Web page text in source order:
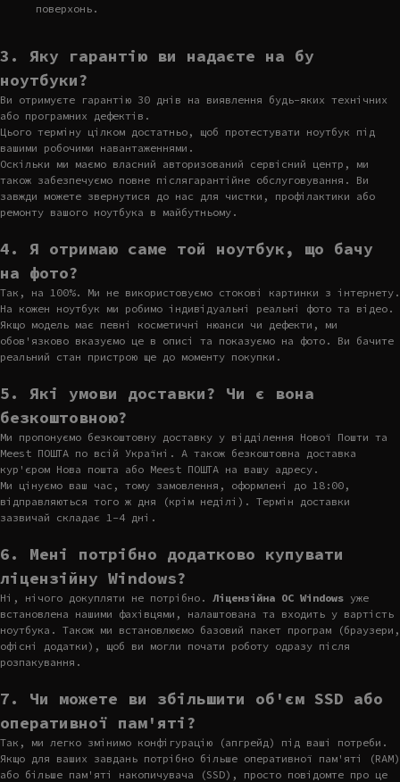
поверхонь.
3. Яку гарантію ви надаєте на бу
ноутбуки?
Ви отримуєте гарантію 30 днів на виявлення будь-яких технічних
або програмних дефектів.
Цього терміну цілком достатньо, щоб протестувати ноутбук під
вашими робочими навантаженнями.
Оскільки ми маємо власний авторизований сервісний центр, ми
також забезпечуємо повне післягарантійне обслуговування. Ви
завжди можете звернутися до нас для чистки, профілактики або
ремонту вашого ноутбука в майбутньому.
4. Я отримаю саме той ноутбук, що бачу
на фото?
Так, на 100%. Ми не використовуємо стокові картинки з інтернету.
На кожен ноутбук ми робимо індивідуальні реальні фото та відео.
Якщо модель має певні косметичні нюанси чи дефекти, ми
обов'язково вказуємо це в описі та показуємо на фото. Ви бачите
реальний стан пристрою ще до моменту покупки.
5. Які умови доставки? Чи є вона
безкоштовною?
Ми пропонуємо безкоштовну доставку у відділення Нової Пошти та
Meest ПОШТА по всій Україні. А також безкоштовна доставка
кур'єром Нова пошта або Meest ПОШТА на вашу адресу.
Ми цінуємо ваш час, тому замовлення, оформлені до 18:00,
відправляються того ж дня (крім неділі). Термін доставки
зазвичай складає 1-4 дні.
6. Мені потрібно додатково купувати
ліцензійну Windows?
Ні, нічого докупляти не потрібно. Ліцензійна ОС Windows уже
встановлена нашими фахівцями, налаштована та входить у вартість
ноутбука. Також ми встановлюємо базовий пакет програм (браузери,
офісні додатки), щоб ви могли почати роботу одразу після
розпакування.
7. Чи можете ви збільшити об'єм SSD або
оперативної пам'яті?
Так, ми легко змінимо конфігурацію (апгрейд) під ваші потреби.
Якщо для ваших завдань потрібно більше оперативної пам'яті (RAM)
або більше пам'яті накопичувача (SSD), просто повідомте про це